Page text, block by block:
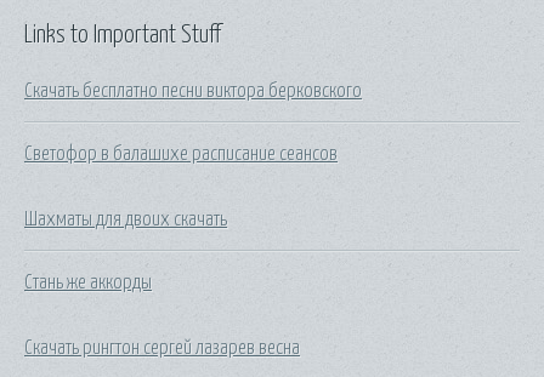
Links to Important Stuff
Скачать бесплатно песни виктора берковского
Светофор в балашихе расписание сеансов
Шахматы для двоих скачать
Стань же аккорды
Скачать рингтон сергей лазарев весна